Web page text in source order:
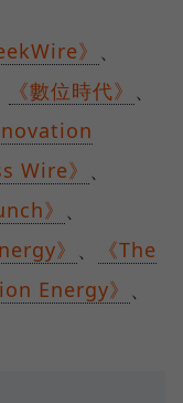
》 、
《數位時代》 、
Wire》 、
》 、
》 、
《The
Energy》 、